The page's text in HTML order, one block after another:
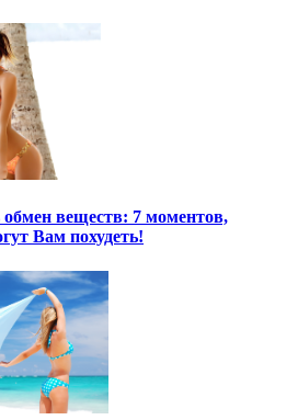
веществ: 7 моментов,
Вам похудеть!